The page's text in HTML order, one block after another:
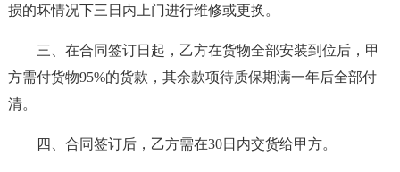
损的坏情况下三日内上门进行维修或更换。
三、在合同签订日起，乙方在货物全部安装到位后，甲
方需付货物95%的货款，其余款项待质保期满一年后全部付
清。
四、合同签订后，乙方需在30日内交货给甲方。